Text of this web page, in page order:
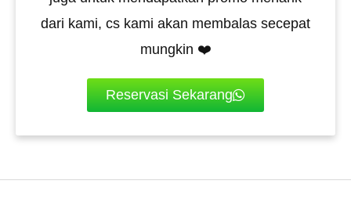
dari kami, cs kami akan membalas secepat
mungkin ❤️
Reservasi Sekarang